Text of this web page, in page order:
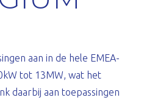
aan in de hele EMEA-
tot 13MW, wat het
daarbij aan toepassingen